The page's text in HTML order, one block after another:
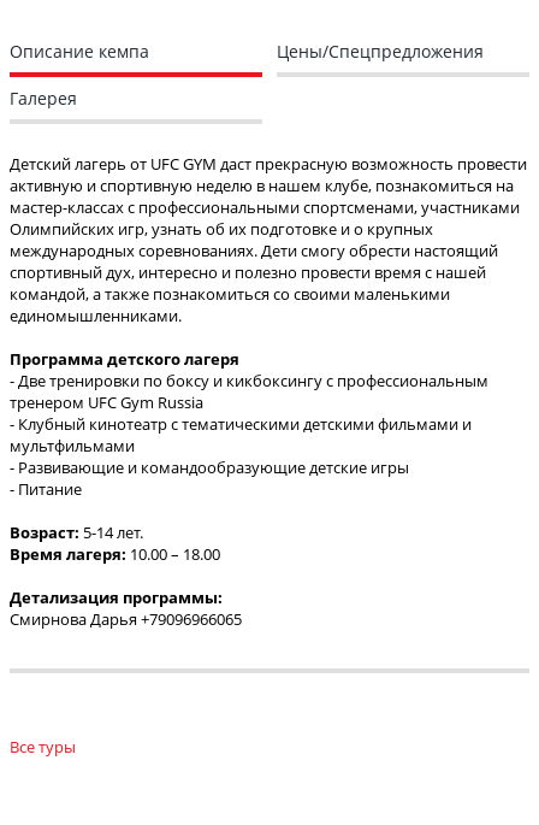
Описание кемпа Цены/Спецпредложения
Галерея
Детский лагерь от UFC GYM даcт прекрасную возможность провести
активную и спортивную неделю в нашем клубе, познакомиться на
мастер-классах с профессиональными спортсменами, участниками
Олимпийских игр, узнать об их подготовке и о крупных
международных соревнованиях. Дети смогу обрести настоящий
спортивный дух, интересно и полезно провести время с нашей
командой, а также познакомиться со своими маленькими
единомышленниками.
Программа детского лагеря
- Две тренировки по боксу и кикбоксингу с профессиональным
тренером UFC Gym Russia
- Клубный кинотеатр с тематическими детскими фильмами и
мультфильмами
- Развивающие и командообразующие детские игры
- Питание
Возраст: 5-14 лет.
Время лагеря: 10.00 – 18.00
Детализация программы:
Смирнова Дарья +79096966065
Все туры